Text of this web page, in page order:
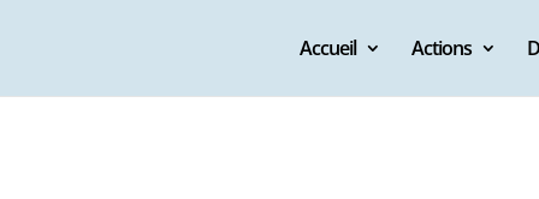
Accueil Actions